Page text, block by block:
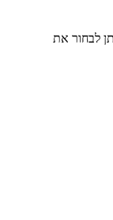
לבחור את